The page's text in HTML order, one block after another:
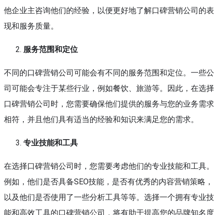
他企业主咨询他们的经验，以便更好地了解口碑营销公司的表
现和服务质量。
服务范围和定位
不同的口碑营销公司可能会有不同的服务范围和定位。一些公
司可能会专注于某些行业，例如餐饮、旅游等。因此，在选择
口碑营销公司时，您需要确保他们提供的服务与您的业务需求
相符，并且他们具有适当的经验和知识来满足您的需求。
专业技能和工具
在选择口碑营销公司时，您需要考虑他们的专业技能和工具。
例如，他们是否具备SEO技能，是否有优秀的内容营销策略，
以及他们是否使用了一些分析工具等等。选择一个拥有专业技
能和高效工具的口碑营销公司，将有助于提高您的品牌知名度